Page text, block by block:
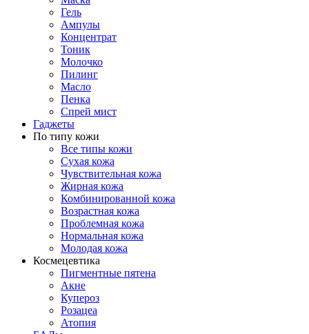
Гель
Ампулы
Концентрат
Тоник
Молочко
Пилинг
Масло
Пенка
Спрей мист
Гаджеты
По типу кожи
Все типы кожи
Сухая кожа
Чувствительная кожа
Жирная кожа
Комбинированной кожа
Возрастная кожа
Проблемная кожа
Нормальная кожа
Молодая кожа
Космецевтика
Пигментные пятена
Акне
Купероз
Розацеа
Атопия